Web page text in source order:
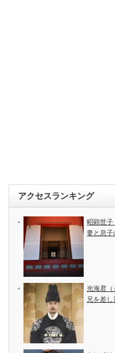
アクセスランキング
昭顕世子
妻と息子
光海君（
兄を差